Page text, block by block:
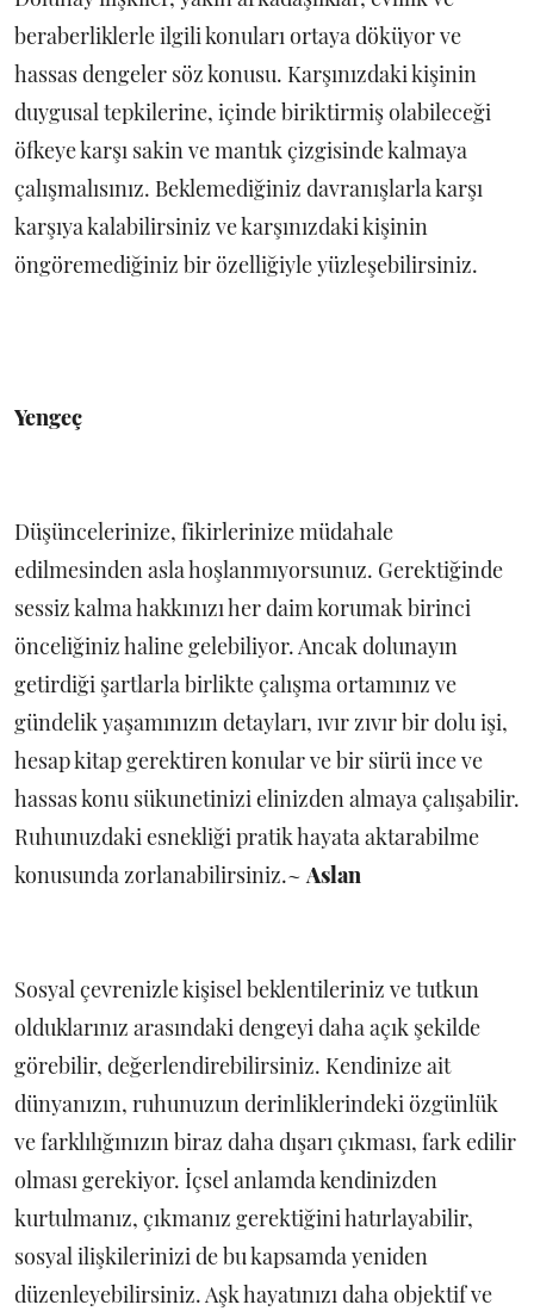
beraberliklerle ilgili konuları ortaya döküyor ve
hassas dengeler söz konusu. Karşınızdaki kişinin
duygusal tepkilerine, içinde biriktirmiş olabileceği
öfkeye karşı sakin ve mantık çizgisinde kalmaya
çalışmalısınız. Beklemediğiniz davranışlarla karşı
karşıya kalabilirsiniz ve karşınızdaki kişinin
öngöremediğiniz bir özelliğiyle yüzleşebilirsiniz.
Yengeç
Düşüncelerinize, fikirlerinize müdahale
edilmesinden asla hoşlanmıyorsunuz. Gerektiğinde
sessiz kalma hakkınızı her daim korumak birinci
önceliğiniz haline gelebiliyor. Ancak dolunayın
getirdiği şartlarla birlikte çalışma ortamınız ve
gündelik yaşamınızın detayları, ıvır zıvır bir dolu işi,
hesap kitap gerektiren konular ve bir sürü ince ve
hassas konu sükunetinizi elinizden almaya çalışabilir.
Ruhunuzdaki esnekliği pratik hayata aktarabilme
konusunda zorlanabilirsiniz.~Aslan
Sosyal çevrenizle kişisel beklentileriniz ve tutkun
olduklarınız arasındaki dengeyi daha açık şekilde
görebilir, değerlendirebilirsiniz. Kendinize ait
dünyanızın, ruhunuzun derinliklerindeki özgünlük
ve farklılığınızın biraz daha dışarı çıkması, fark edilir
olması gerekiyor. İçsel anlamda kendinizden
kurtulmanız, çıkmanız gerektiğini hatırlayabilir,
sosyal ilişkilerinizi de bu kapsamda yeniden
düzenleyebilirsiniz. Aşk hayatınızı daha objektif ve